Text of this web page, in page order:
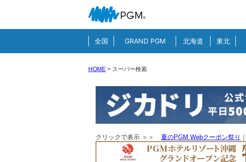
全国 GRAND PGM 北海道 東北
HOME > スーパー検索
クリックで表示 ＞＞ 夏のPGM Webクーポン祭り ｜